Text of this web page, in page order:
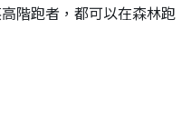
階跑者，都可以在森林跑